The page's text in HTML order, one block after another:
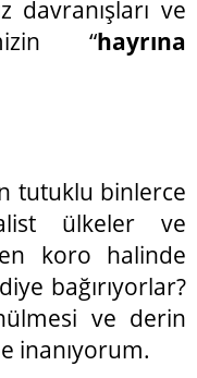
davranışları ve
“hayrına
tutuklu binlerce
ülkeler ve
koro halinde
diye bağırıyorlar?
ve derin
inanıyorum.